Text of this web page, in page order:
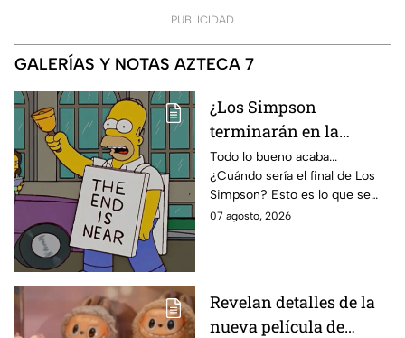
PUBLICIDAD
GALERÍAS Y NOTAS AZTECA 7
¿Los Simpson
terminarán en la
temporada 40? Actriz
de Bart Simpson da
IMPACTANTE
declaración
Todo lo bueno acaba...
¿Cuándo sería el final de Los
Simpson? Esto es lo que se
sabe:
07 agosto, 2026
Revelan detalles de la
nueva película de